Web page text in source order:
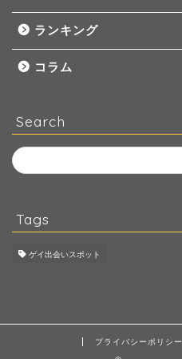
ランキング
コラム
Search
Tags
ゲイ出会いスポット
プライバシーポリシー